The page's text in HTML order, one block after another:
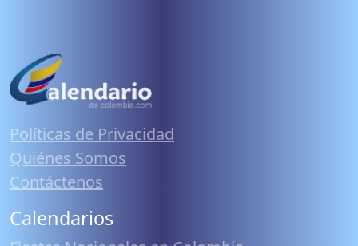
Políticas de Privacidad
Quiénes Somos
Contáctenos
Calendarios